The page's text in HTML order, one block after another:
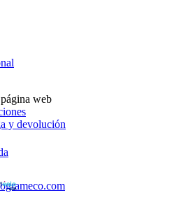
web
y devolución